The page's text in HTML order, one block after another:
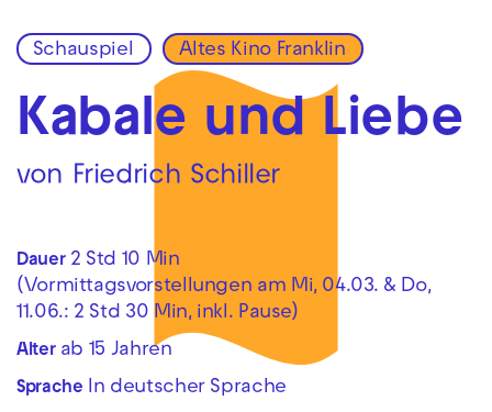
Zur Hauptnavigation springen
Zum Hauptinhalt springen Zum Footer springen
Schauspiel Altes Kino Franklin
Kabale und Liebe
von Friedrich Schiller
Dauer 2 Std 10 Min
(Vormittagsvorstellungen am Mi, 04.03. & Do,
11.06.: 2 Std 30 Min, inkl. Pause)
Alter ab 15 Jahren
Sprache In deutscher Sprache